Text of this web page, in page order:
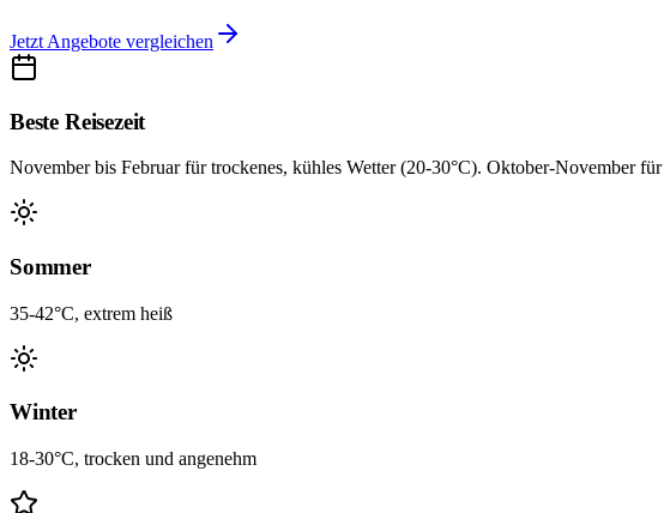
Jetzt Angebote vergleichen
Beste Reisezeit
November bis Februar für trockenes, kühles Wetter (20-30°C). Oktober-November
Sommer
35-42°C, extrem heiß
Winter
18-30°C, trocken und angenehm